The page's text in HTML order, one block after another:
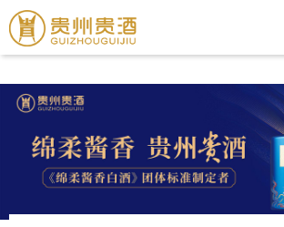
爱游戏,中国一站式爱游戏体
关于我们
集团简介
企业荣誉
爱游戏,中国一站式爱游戏体育服务官网
公示公告
产品中心